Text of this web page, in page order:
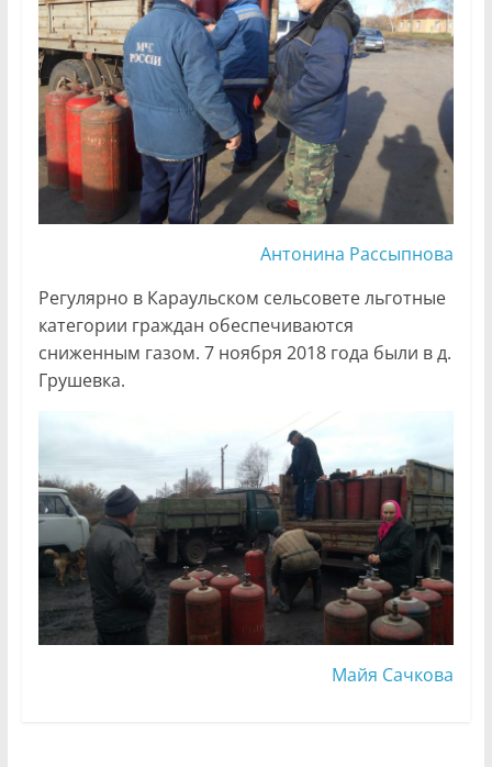
Антонина Рассыпнова
Регулярно в Караульском сельсовете льготные
категории граждан обеспечиваются
сниженным газом. 7 ноября 2018 года были в д.
Грушевка.
Майя Сачкова